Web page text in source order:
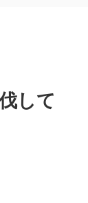
して